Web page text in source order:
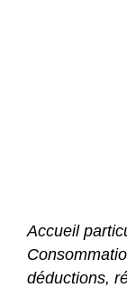
Accueil
déductions,